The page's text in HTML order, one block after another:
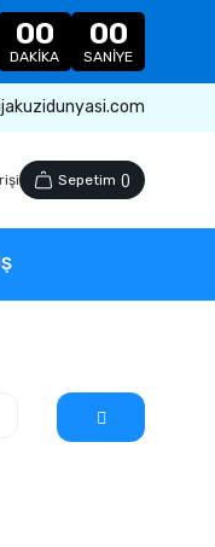
00
DAKIKA
00
SANIYE
Sepetim ()